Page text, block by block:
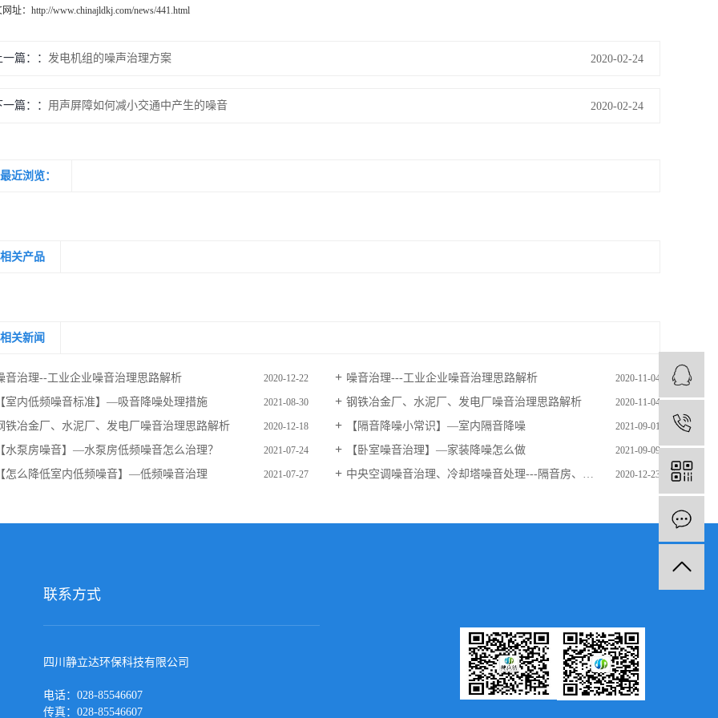
址： http://www.chinajldkj.com/news/441.html
篇： 发电机组的噪声治理方案 2020-02-24
篇： 用声屏障如何减小交通中产生的噪音 2020-02-24
最近浏览：
相关产品
相关新闻
音治理--工业企业噪音治理思路解析 2020-12-22 噪音治理---工业企业噪音治理思路解析 2020-11-04
室内低频噪音标准】—吸音降噪处理措施 2021-08-30 钢铁冶金厂、水泥厂、发电厂噪音治理思路解析 2020-11-04
铁冶金厂、水泥厂、发电厂噪音治理思路解析 2020-12-18 【隔音降噪小常识】—室内隔音降噪 2021-09-01
水泵房噪音】—水泵房低频噪音怎么治理？ 2021-07-24 【卧室噪音治理】—家装降噪怎么做 2021-09-09
怎么降低室内低频噪音】—低频噪音治理 2021-07-27 中央空调噪音治理、冷却塔噪音处理---隔音房、消声器、声屏障、水泵减振台 2020-12-23
联系方式
四川静立达环保科技有限公司
电话：028-85546607
传真：028-85546607